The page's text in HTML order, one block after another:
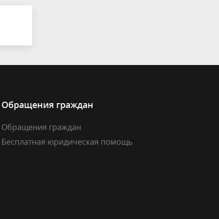
Обращения граждан
Обращения граждан
Бесплатная юридическая помощь